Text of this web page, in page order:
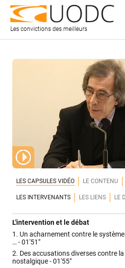
Les convictions des meilleurs
LES CAPSULES VIDÉO LE CONTENU
LES INTERVENANTS LES LIENS LE
L'intervention et le débat
1. Un acharnement contre le
… -01'51"
2. Des accusations diverses contre
nostalgique -01'55"